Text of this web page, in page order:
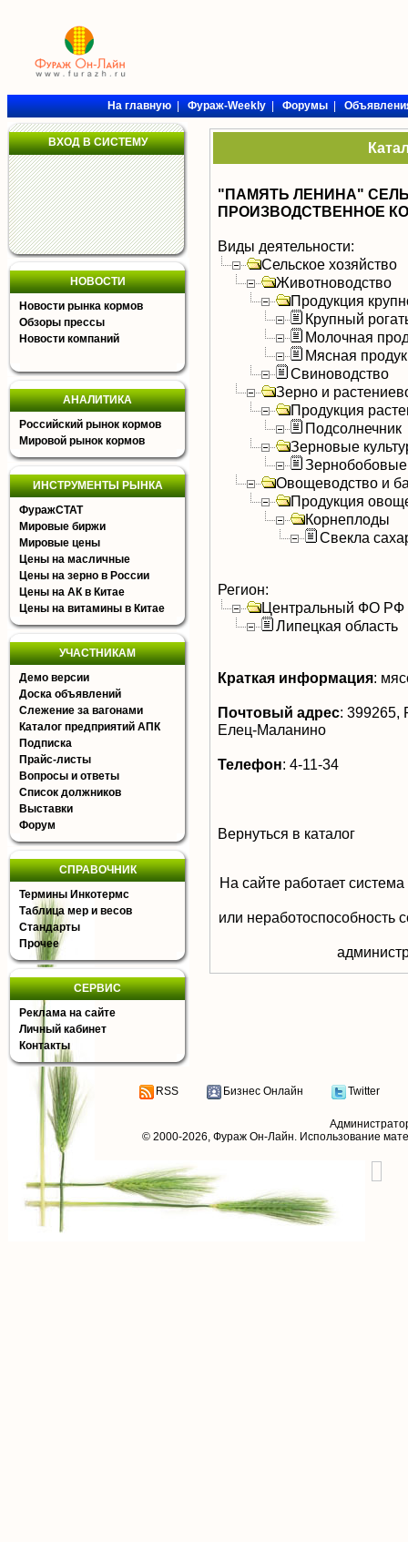
На главную|Фураж-Weekly|Форумы|
ВХОД В СИСТЕМУ
НОВОСТИ
Новости рынка кормов
Обзоры прессы
Новости компаний
АНАЛИТИКА
Российский рынок кормов
Мировой рынок кормов
ИНСТРУМЕНТЫ РЫНКА
ФуражСТАТ
Мировые биржи
Мировые цены
Цены на масличные
Цены на зерно в России
Цены на АК в Китае
Цены на витамины в Китае
УЧАСТНИКАМ
Демо версии
Доска объявлений
Слежение за вагонами
Каталог предприятий АПК
Подписка
Прайс-листы
Вопросы и ответы
Список должников
Выставки
Форум
СПРАВОЧНИК
Термины Инкотермс
Таблица мер и весов
Стандарты
Прочее
СЕРВИС
Реклама на сайте
Личный кабинет
Контакты
"ПАМЯТЬ ЛЕНИНА"
ПРОИЗВОДСТВЕННОЕ
Виды деятельности:
Сельское хозяйство
Животноводство
Продукция
Крупный
Молочная
Мясная
Свиноводство
Зерно и
Продукция
Подсолнечник
Зерновые
Зернобобовые
Овощеводство и
Продукция
Корнеплоды
Свекла
Регион:
Центральный ФО РФ
Липецкая область
Краткая информация:
Почтовый адрес: 399265,
Елец-Маланино
Телефон: 4-11-34
Вернуться в каталог
На сайте работает
или неработоспособность
RSS Бизнес Онлайн Twitter
© 2000-2026, Фураж Он-Лайн. Использование